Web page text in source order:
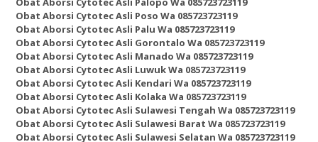
Obat Aborsi Cytotec Asli Poso Wa 085723723119
Obat Aborsi Cytotec Asli Palu Wa 085723723119
Obat Aborsi Cytotec Asli Gorontalo Wa 085723723119
Obat Aborsi Cytotec Asli Manado Wa 085723723119
Obat Aborsi Cytotec Asli Luwuk Wa 085723723119
Obat Aborsi Cytotec Asli Kendari Wa 085723723119
Obat Aborsi Cytotec Asli Kolaka Wa 085723723119
Obat Aborsi Cytotec Asli Sulawesi Tengah Wa 085723723119
Obat Aborsi Cytotec Asli Sulawesi Barat Wa 085723723119
Obat Aborsi Cytotec Asli Sulawesi Selatan Wa 085723723119